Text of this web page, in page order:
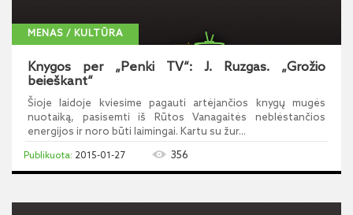
MENAS / KULTŪRA
Knygos per „Penki TV“: J. Ruzgas. „Grožio
beieškant“
Šioje laidoje kviesime pagauti artėjančios knygų mugės
nuotaiką, pasisemti iš Rūtos Vanagaitės neblėstančios
energijos ir noro būti laimingai. Kartu su žur...
2015-01-27 356